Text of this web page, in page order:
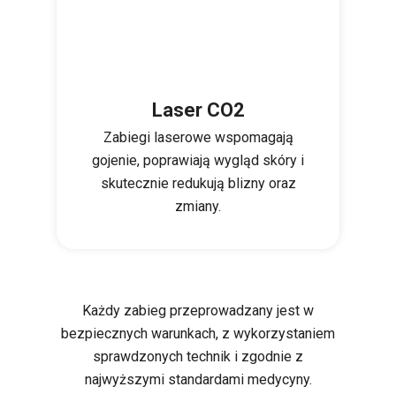
Laser CO2
Zabiegi laserowe wspomagają
gojenie, poprawiają wygląd skóry i
skutecznie redukują blizny oraz
zmiany.
Każdy zabieg przeprowadzany jest w
bezpiecznych warunkach, z wykorzystaniem
sprawdzonych technik i zgodnie z
najwyższymi standardami medycyny.